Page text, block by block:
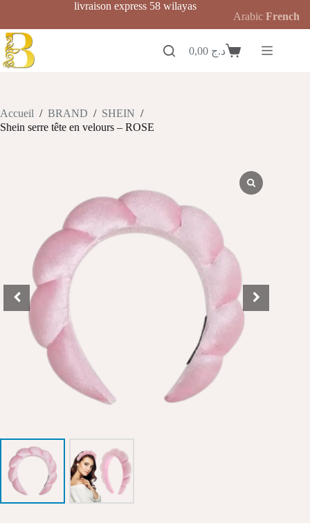
contenu
livraison express 58 wilayas
Panierد.ج
Accueil / BRAND / SHEIN /
Shein serre tête en velours – ROSE
Arabic French